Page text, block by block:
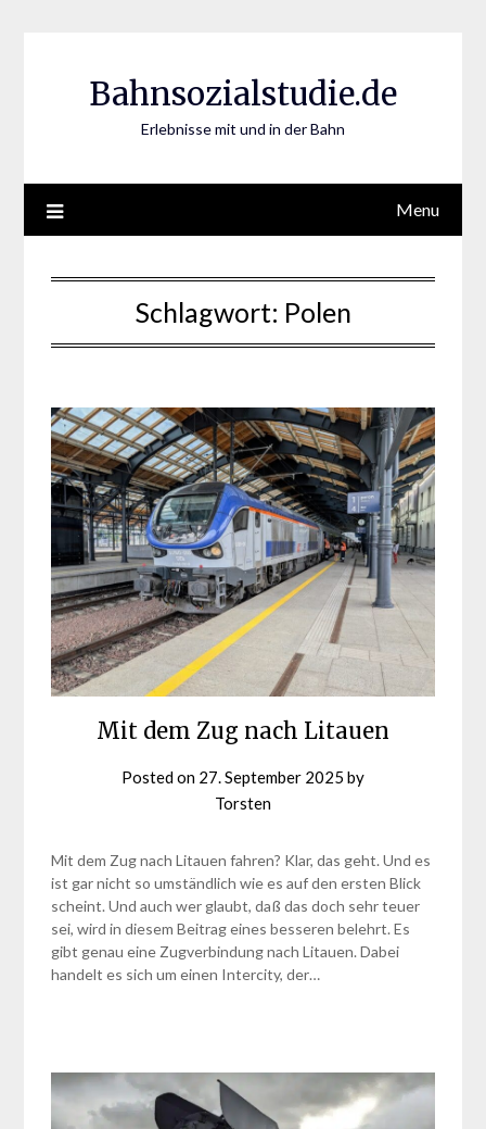
Bahnsozialstudie.de
Erlebnisse mit und in der Bahn
Menu
Schlagwort: Polen
Mit dem Zug nach Litauen
Posted on 27. September 2025 by
Torsten
Mit dem Zug nach Litauen fahren? Klar, das geht. Und es
ist gar nicht so umständlich wie es auf den ersten Blick
scheint. Und auch wer glaubt, daß das doch sehr teuer
sei, wird in diesem Beitrag eines besseren belehrt. Es
gibt genau eine Zugverbindung nach Litauen. Dabei
handelt es sich um einen Intercity, der…